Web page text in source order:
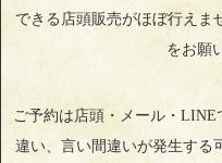
できる店頭販売がほぼ行えま
をお願
ご予約は店頭・メール・
違い、言い間違いが発生する